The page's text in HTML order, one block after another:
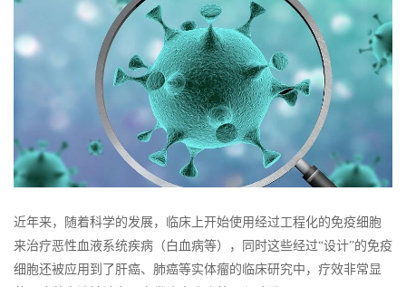
近年来，随着科学的发展，临床上开始使用经过工程化的免疫细胞
来治疗恶性血液系统疾病（白血病等），同时这些经过“设计”的免疫
细胞还被应用到了肝癌、肺癌等实体瘤的临床研究中，疗效非常显